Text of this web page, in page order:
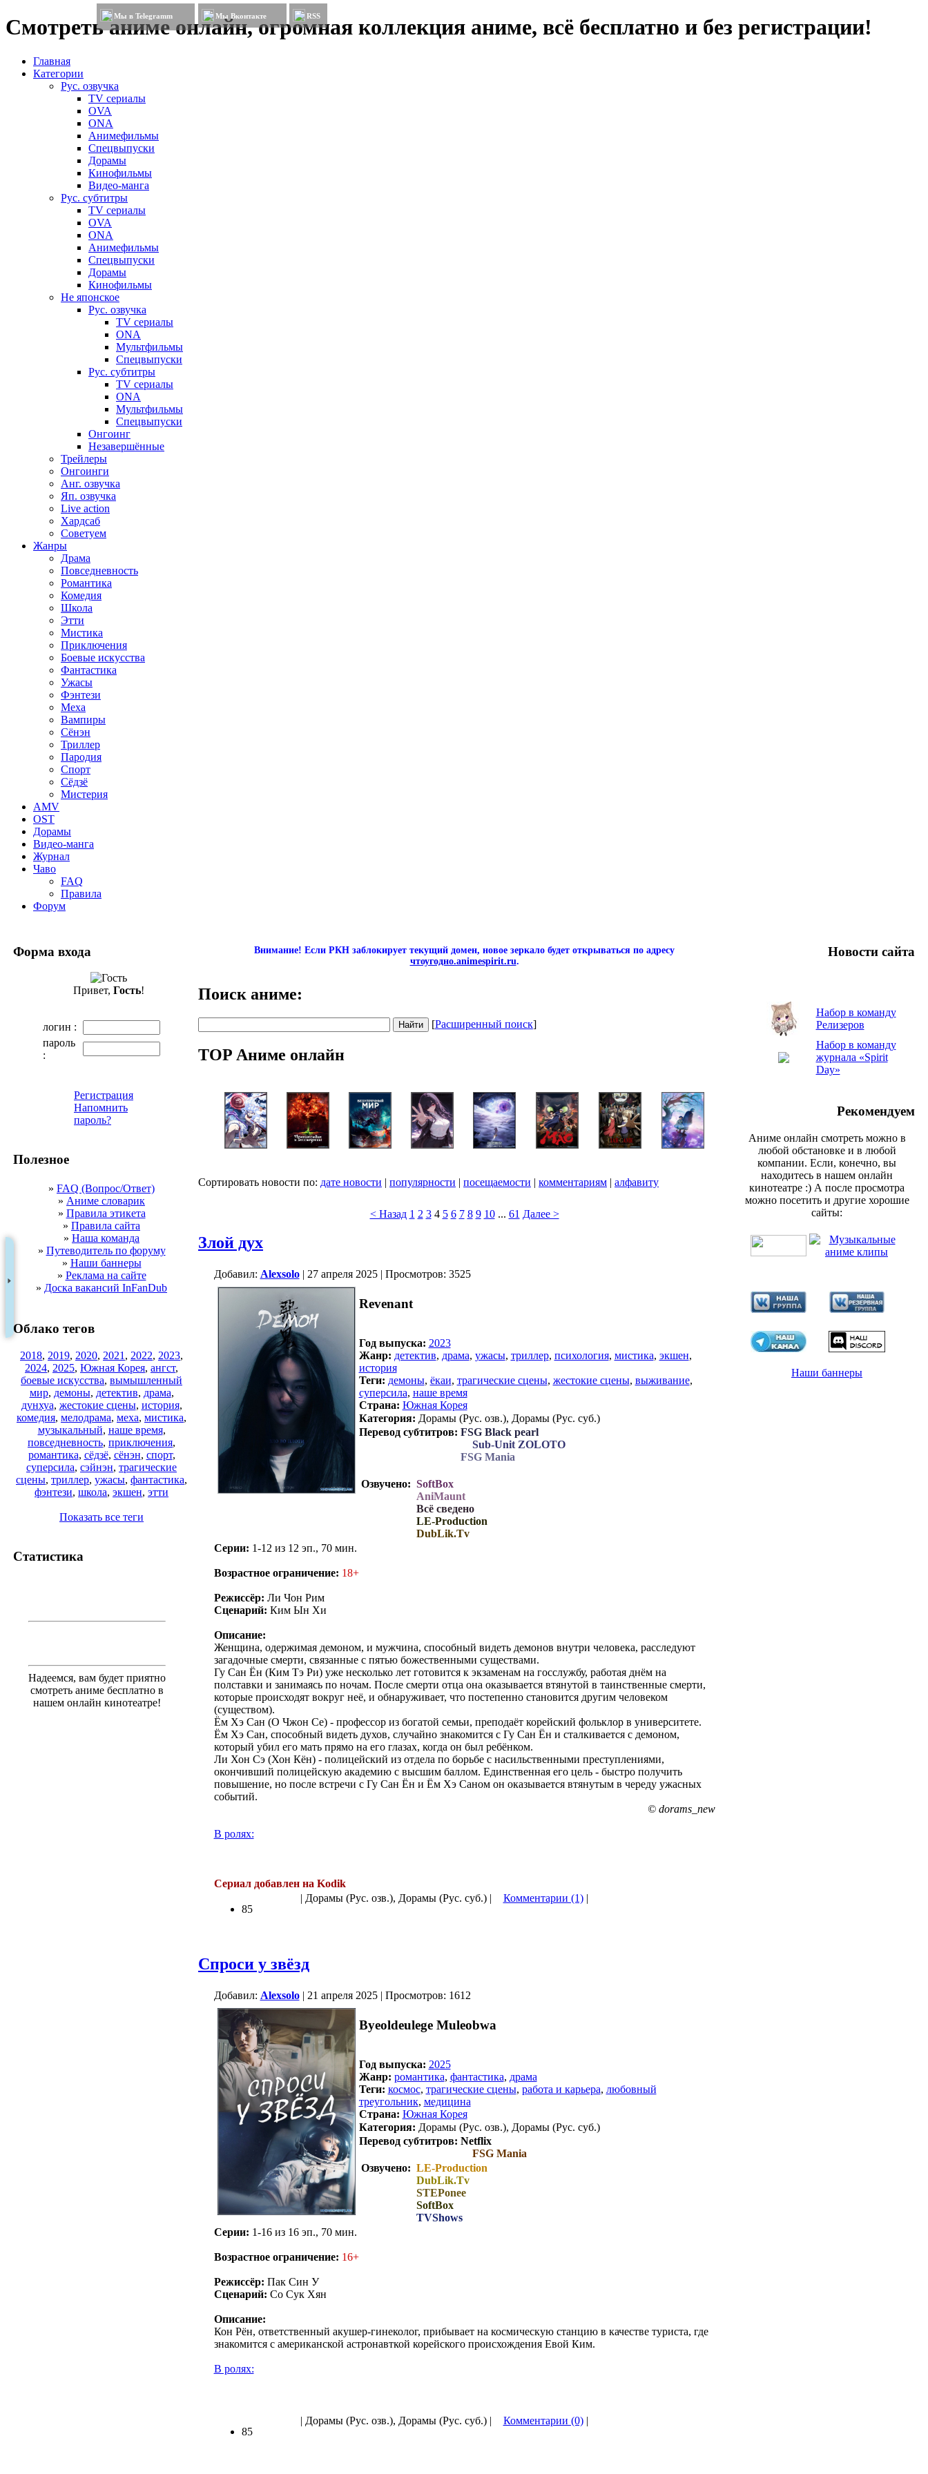
Смотреть аниме онлайн, огромная коллекция аниме, всё бесплатно и без регистрации!
Мы в Telegramm Мы Вконтакте RSS
Главная
Категории
Рус. озвучка
TV сериалы
OVA
ONA
Анимефильмы
Спецвыпуски
Дорамы
Кинофильмы
Видео-манга
Рус. субтитры
TV сериалы
OVA
ONA
Анимефильмы
Спецвыпуски
Дорамы
Кинофильмы
Не японское
Рус. озвучка
TV сериалы
ONA
Мультфильмы
Спецвыпуски
Рус. субтитры
TV сериалы
ONA
Мультфильмы
Спецвыпуски
Онгоинг
Незавершённые
Трейлеры
Онгоинги
Анг. озвучка
Яп. озвучка
Live action
Хардсаб
Советуем
Жанры
Драма
Повседневность
Романтика
Комедия
Школа
Этти
Мистика
Приключения
Боевые искусства
Фантастика
Ужасы
Фэнтези
Меха
Вампиры
Сёнэн
Триллер
Пародия
Спорт
Сёдзё
Мистерия
AMV
OST
Дорамы
Видео-манга
Журнал
Чаво
FAQ
Правила
Форум
Форма входа
Привет, Гость!
логин :
пароль
:
Регистрация
Напомнить
пароль?
Полезное
» FAQ (Вопрос/Ответ)
» Аниме словарик
» Правила этикета
» Правила сайта
» Наша команда
» Путеводитель по форуму
» Наши баннеры
» Реклама на сайте
» Доска вакансий InFanDub
Облако тегов
2018, 2019, 2020, 2021 , 2022, 2023,
2024, 2025, Южная Корея, ангст,
боевые искусства, вымышленный
мир, демоны, детектив, драма,
дунхуа, жестокие сцены, история,
комедия, мелодрама, меха, мистика,
музыкальный, наше время,
повседневность, приключения,
романтика, сёдзё, сёнэн, спорт,
суперсила, сэйнэн, трагические
сцены, триллер, ужасы, фантастика,
фэнтези, школа, экшен, этти
Показать все теги
Статистика
Надеемся, вам будет приятно
смотреть аниме бесплатно в
нашем онлайн кинотеатре!
Внимание! Если РКН заблокирует текущий домен, новое зеркало будет открываться по адресу
чтоугодно.animespirit.ru.
Поиск аниме:
[Расширенный поиск]
TOP Аниме онлайн
Сортировать новости по: дате новости | популярности | посещаемости | комментариям | алфавиту
< Назад 1 2 3 4 5 6 7 8 9 10... 61 Далее >
Злой дух
Добавил: Alexsolo| 27 апреля 2025 | Просмотров: 3525
Revenant
Год выпуска: 2023
Жанр: детектив, драма, ужасы, триллер, психология, мистика, экшен,
история
Теги: демоны, ёкаи, трагические сцены, жестокие сцены, выживание,
суперсила, наше время
Страна: Южная Корея
Категория: Дорамы (Рус. озв.), Дорамы (Рус. суб.)
Перевод субтитров: FSG Black pearl
Sub-Unit ZOLOTO
FSG Mania
Озвучено: SoftBox
AniMaunt
Всё сведено
LE-Production
DubLik.Tv
Серии: 1-12 из 12 эп., 70 мин.
Возрастное ограничение: 18+
Режиссёр: Ли Чон Рим
Сценарий: Ким Ын Хи
Описание:
Женщина, одержимая демоном, и мужчина, способный видеть демонов внутри человека, расследуют
загадочные смерти, связанные с пятью божественными существами.
Гу Сан Ён (Ким Тэ Ри) уже несколько лет готовится к экзаменам на госслужбу, работая днём на
полставки и занимаясь по ночам. После смерти отца она оказывается втянутой в таинственные смерти,
которые происходят вокруг неё, и обнаруживает, что постепенно становится другим человеком
(существом).
Ём Хэ Сан (О Чжон Се) - профессор из богатой семьи, преподаёт корейский фольклор в университете.
Ём Хэ Сан, способный видеть духов, случайно знакомится с Гу Сан Ён и сталкивается с демоном,
который убил его мать прямо на его глазах, когда он был ребёнком.
Ли Хон Сэ (Хон Кён) - полицейский из отдела по борьбе с насильственными преступлениями,
окончивший полицейскую академию с высшим баллом. Единственная его цель - быстро получить
повышение, но после встречи с Гу Сан Ён и Ём Хэ Саном он оказывается втянутым в череду ужасных
событий.
© dorams_new
В ролях:
Сериал добавлен на Kodik
85
| Дорамы (Рус. озв.), Дорамы (Рус. суб.) | Комментарии (1)|
Спроси у звёзд
Добавил: Alexsolo| 21 апреля 2025 | Просмотров: 1612
Byeoldeulege Muleobwa
Год выпуска: 2025
Жанр: романтика, фантастика, драма
Теги: космос, трагические сцены, работа и карьера, любовный
треугольник, медицина
Страна: Южная Корея
Категория: Дорамы (Рус. озв.), Дорамы (Рус. суб.)
Перевод субтитров: Netflix
FSG Mania
Озвучено: LE-Production
DubLik.Tv
STEPonee
SoftBox
TVShows
Серии: 1-16 из 16 эп., 70 мин.
Возрастное ограничение: 16+
Режиссёр: Пак Син У
Сценарий: Со Сук Хян
Описание:
Кон Рён, ответственный акушер-гинеколог, прибывает на космическую станцию в качестве туриста, где
знакомится с американской астронавткой корейского происхождения Евой Ким.
В ролях:
85
| Дорамы (Рус. озв.), Дорамы (Рус. суб.) | Комментарии (0)|
Новости сайта
Набор в команду
Релизеров
Набор в команду
журнала «Spirit
Day»
Рекомендуем
Аниме онлайн смотреть можно в
любой обстановке и в любой
компании. Если, конечно, вы
находитесь в нашем онлайн
кинотеатре :) А после просмотра
можно посетить и другие хорошие
сайты:
Наши баннеры